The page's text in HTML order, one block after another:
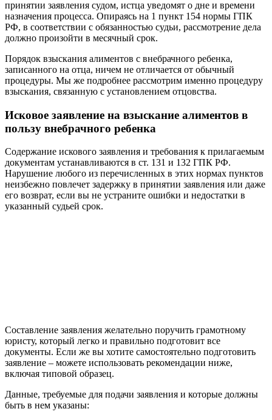
принятии заявления судом, истца уведомят о дне и времени
назначения процесса. Опираясь на 1 пункт 154 нормы ГПК
РФ, в соответствии с обязанностью судьи, рассмотрение дела
должно произойти в месячный срок.
Порядок взыскания алиментов с внебрачного ребенка,
записанного на отца, ничем не отличается от обычный
процедуры. Мы же подробнее рассмотрим именно процедуру
взыскания, связанную с установлением отцовства.
Исковое заявление на взыскание алиментов в
пользу внебрачного ребенка
Содержание искового заявления и требования к прилагаемым
документам устанавливаются в ст. 131 и 132 ГПК РФ.
Нарушение любого из перечисленных в этих нормах пунктов
неизбежно повлечет задержку в принятии заявления или даже
его возврат, если вы не устраните ошибки и недостатки в
указанный судьей срок.
Составление заявления желательно поручить грамотному
юристу, который легко и правильно подготовит все
документы. Если же вы хотите самостоятельно подготовить
заявление – можете использовать рекомендации ниже,
включая типовой образец.
Данные, требуемые для подачи заявления и которые должны
быть в нем указаны: